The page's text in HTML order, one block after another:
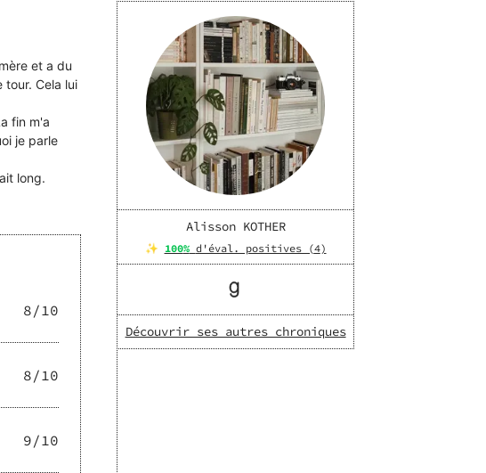
et a du
tour. Cela lui
fin m'a
je parle
long.
8/10
8/10
9/10
Alisson KOTHER
✨ 100% d'éval. positives (4)
Découvrir ses autres chroniques